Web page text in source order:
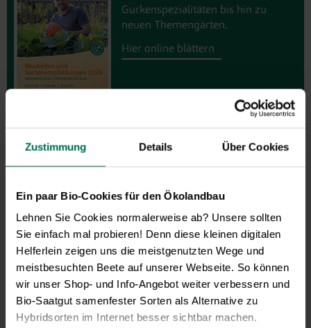
Zustimmung Details Über Cookies
Ein paar Bio-Cookies für den Ökolandbau
Lehnen Sie Cookies normalerweise ab? Unsere sollten
Sie einfach mal probieren! Denn diese kleinen digitalen
Helferlein zeigen uns die meistgenutzten Wege und
meistbesuchten Beete auf unserer Webseite. So können
wir unser Shop- und Info-Angebot weiter verbessern und
Bio-Saatgut samenfester Sorten als Alternative zu
Hybridsorten im Internet besser sichtbar machen.
Gurkenspezialitäten bis hin zu
neuen Themengärten.
Hier online blättern
Mit den GARTEN-Nachrichten
erhalten Sie aktuelle Informationen
und hilfreiche Tipps und Tricks für
Ihren Hobbygarten und Balkon.
Hier kostenlos anmelden